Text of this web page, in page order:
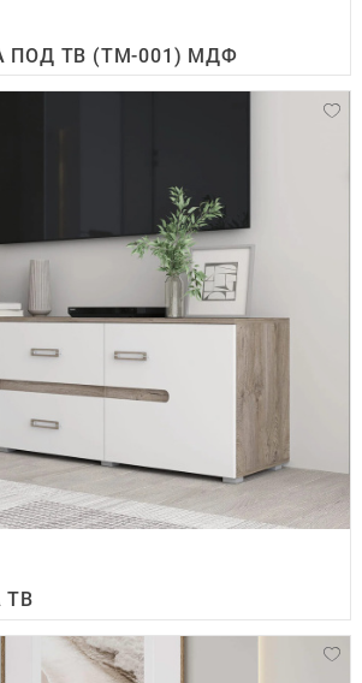
ПОД ТВ (ТМ-001) МДФ
ТВ